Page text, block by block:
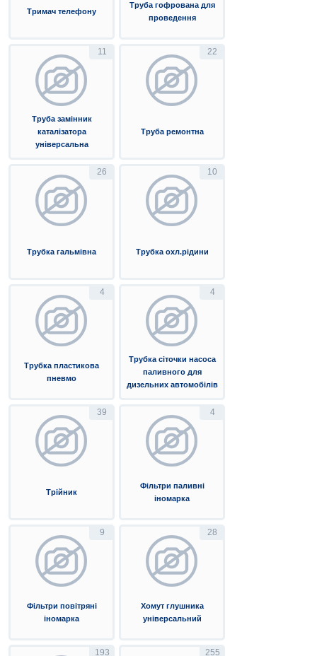
Тримач телефону
Труба гофрована для
проведення
11
Труба замінник
каталізатора
універсальна
22
Труба ремонтна
26
Трубка гальмівна
10
Трубка охл.рідини
4
Трубка пластикова
пневмо
4
Трубка сіточки насоса
паливного для
дизельних автомобілів
39
Трійник
4
Фільтри паливні
іномарка
9
Фільтри повітряні
іномарка
28
Хомут глушника
універсальний
193 255